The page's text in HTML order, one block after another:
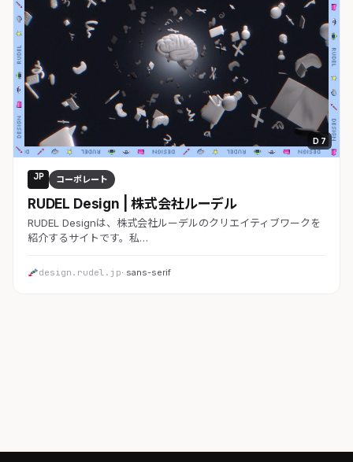
D 7
JP コーポレート
RUDEL Design | 株式会社ルーデル
RUDEL Designは、株式会社ルーデルのクリエイティブワークを
紹介するサイトです。私…
design.rudel.jp· sans-serif